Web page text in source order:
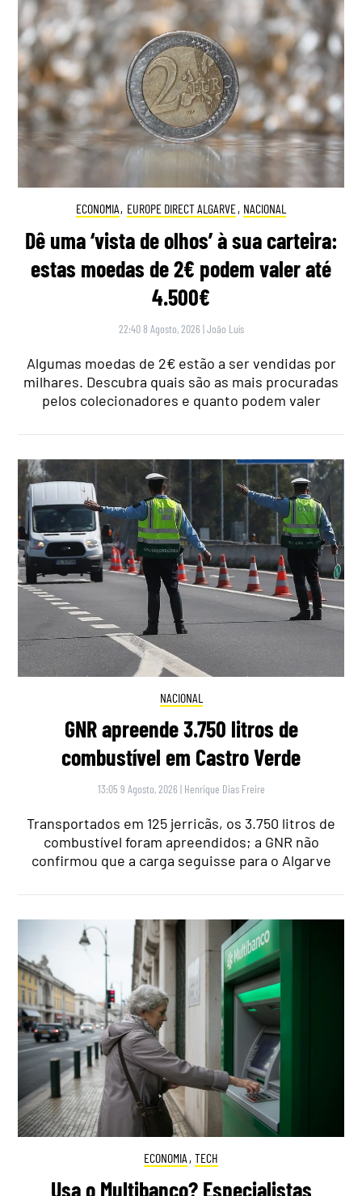
ECONOMIA, EUROPE DIRECT ALGARVE, NACIONAL
Dê uma ‘vista de olhos’ à sua carteira:
estas moedas de 2€ podem valer até
4.500€
22:40 8 Agosto, 2026 |João Luís
Algumas moedas de 2€ estão a ser vendidas por
milhares. Descubra quais são as mais procuradas
pelos colecionadores e quanto podem valer
NACIONAL
GNR apreende 3.750 litros de
combustível em Castro Verde
13:05 9 Agosto, 2026 | Henrique Dias Freire
Transportados em 125 jerricãs, os 3.750 litros de
combustível foram apreendidos; a GNR não
confirmou que a carga seguisse para o Algarve
ECONOMIA , TECH
Usa o Multibanco? Especialistas